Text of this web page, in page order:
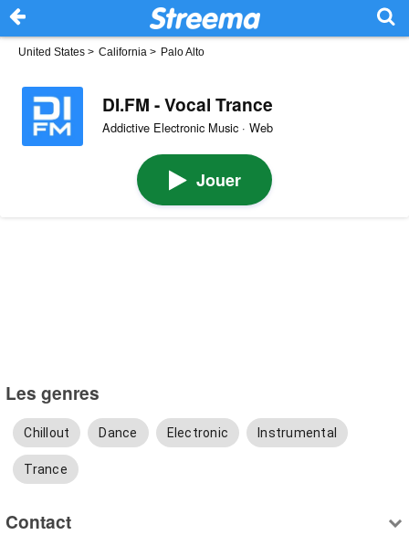
United States > California > Palo Alto
DI.FM - Vocal Trance
Addictive Electronic Music · Web
Jouer
Les genres
Chillout Dance Electronic Instrumental
Trance
Contact